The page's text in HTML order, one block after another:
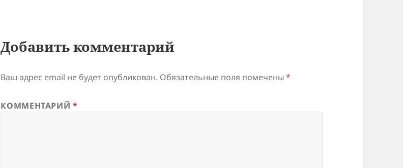
Добавить комментарий
Ваш адрес email не будет опубликован. Обязательные поля помечены*
КОММЕНТАРИЙ*